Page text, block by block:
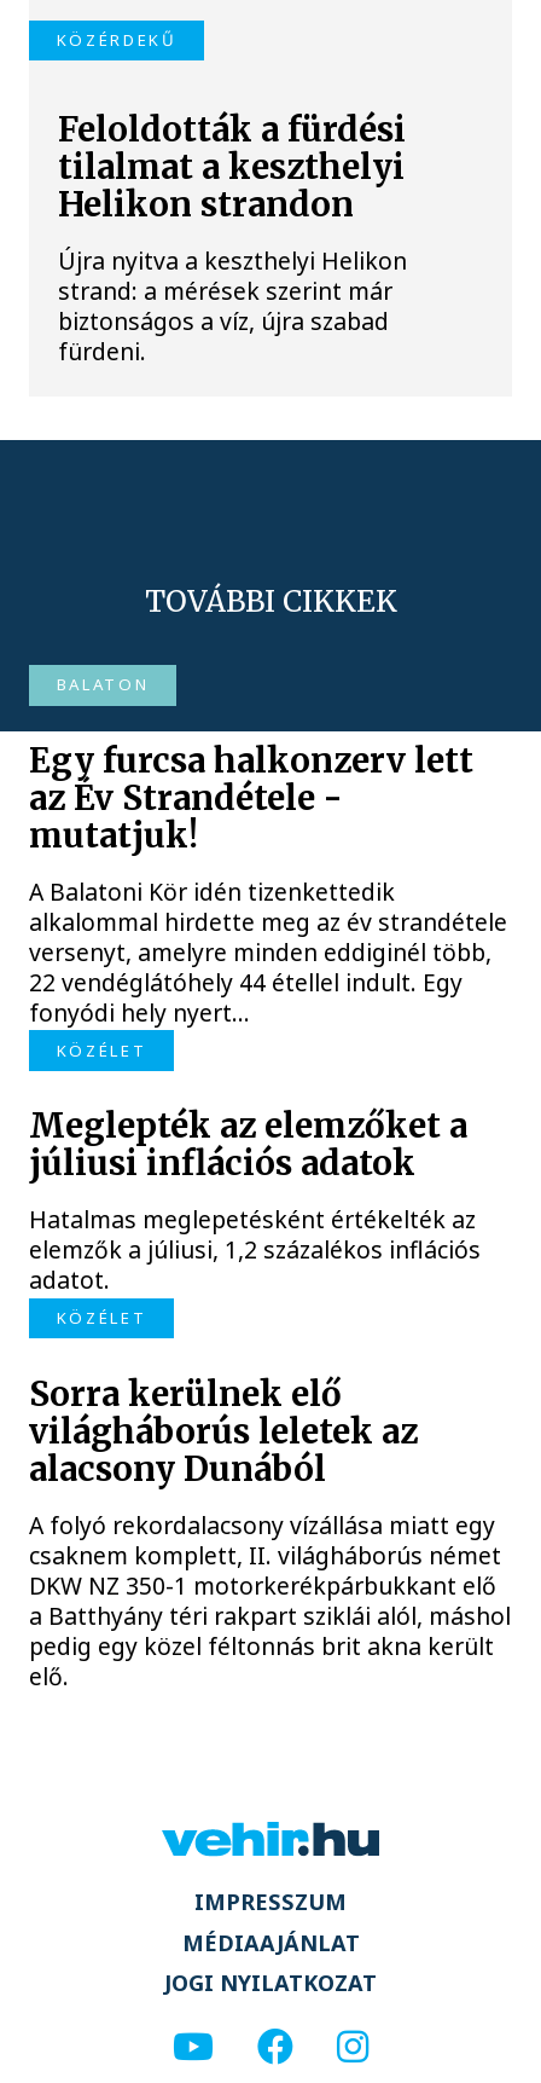
KÖZÉRDEKŰ
Feloldották a fürdési
tilalmat a keszthelyi
Helikon strandon
Újra nyitva a keszthelyi Helikon
strand: a mérések szerint már
biztonságos a víz, újra szabad
fürdeni.
TOVÁBBI CIKKEK
BALATON
Egy furcsa halkonzerv lett
az Év Strandétele -
mutatjuk!
A Balatoni Kör idén tizenkettedik
alkalommal hirdette meg az év strandétele
versenyt, amelyre minden eddiginél több,
22 vendéglátóhely 44 étellel indult. Egy
fonyódi hely nyert...
KÖZÉLET
Meglepték az elemzőket a
júliusi inflációs adatok
Hatalmas meglepetésként értékelték az
elemzők a júliusi, 1,2 százalékos inflációs
adatot.
KÖZÉLET
Sorra kerülnek elő
világháborús leletek az
alacsony Dunából
A folyó rekordalacsony vízállása miatt egy
csaknem komplett, II. világháborús német
DKW NZ 350-1 motorkerékpárbukkant elő
a Batthyány téri rakpart sziklái alól, máshol
pedig egy közel féltonnás brit akna került
elő.
IMPRESSZUM
MÉDIAAJÁNLAT
JOGI NYILATKOZAT